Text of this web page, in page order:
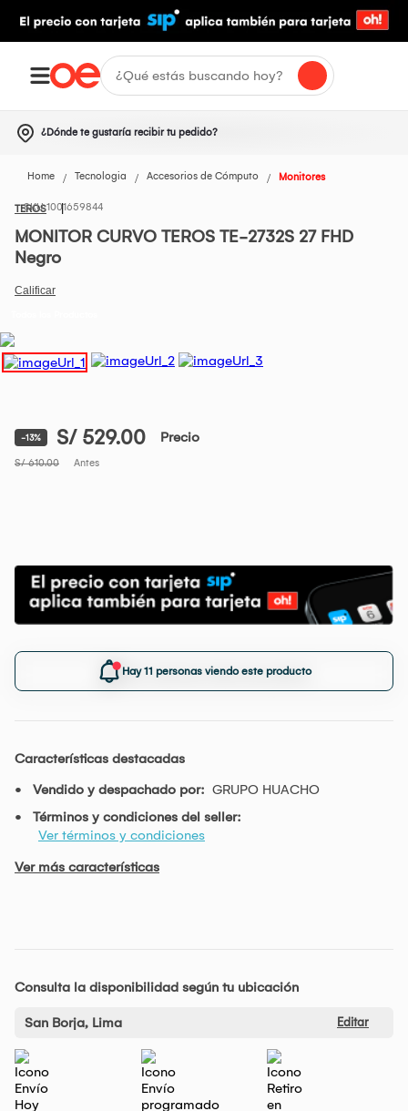
¿Dónde te gustaría recibir tu pedido?
Home Tecnologia Accesorios de Cómputo Monitores
TEROS1001659844
MONITOR CURVO TEROS TE-2732S 27 FHD
Negro
-13% S/ 529.00 Precio
S/ 610.00 Antes
Hay 11 personas viendo este producto
Características destacadas
Vendido y despachado por: GRUPO HUACHO
Términos y condiciones del seller:
Ver términos y condiciones
Ver más características
Consulta la disponibilidad según tu ubicación
San Borja, Lima Editar